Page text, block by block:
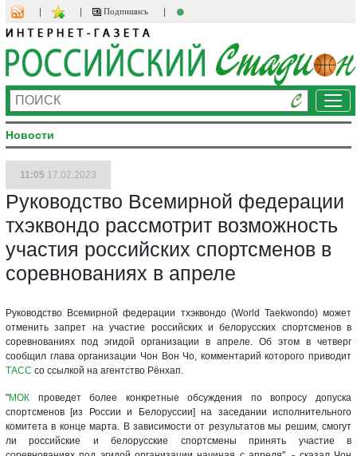
Подпишись
Новости
11:05 17.02.2023
Руководство Всемирной федерации
тхэквондо рассмотрит возможность
участия российских спортсменов в
соревнованиях в апреле
Руководство Всемирной федерации тхэквондо (World Taekwondo) может
отменить запрет на участие российских и белорусских спортсменов в
соревнованиях под эгидой организации в апреле. Об этом в четверг
сообщил глава организации Чон Вон Чо, комментарий которого приводит
ТАСС со ссылкой на агентство Рёнхап.
"МОК проведет более конкретные обсуждения по вопросу допуска
спортсменов [из России и Белоруссии] на заседании исполнительного
комитета в конце марта. В зависимости от результатов мы решим, смогут
ли российские и белорусские спортсмены принять участие в